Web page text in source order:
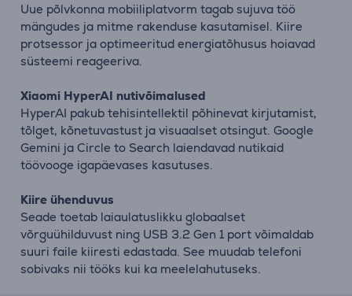
Uue põlvkonna mobiiliplatvorm tagab sujuva töö
mängudes ja mitme rakenduse kasutamisel. Kiire
protsessor ja optimeeritud energiatõhusus hoiavad
süsteemi reageeriva.
Xiaomi HyperAI nutivõimalused
HyperAI pakub tehisintellektil põhinevat kirjutamist,
tõlget, kõnetuvastust ja visuaalset otsingut. Google
Gemini ja Circle to Search laiendavad nutikaid
töövooge igapäevases kasutuses.
Kiire ühenduvus
Seade toetab laiaulatuslikku globaalset
võrguühilduvust ning USB 3.2 Gen 1 port võimaldab
suuri faile kiiresti edastada. See muudab telefoni
sobivaks nii tööks kui ka meelelahutuseks.